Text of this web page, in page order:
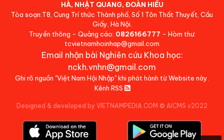
HÀ, NHẬT QUANG, ĐOÀN HIẾU
Tòa soạn:T8, Cung Trí thức Thành phố, Số 1 Tôn Thất Thuyết, Cầu
Giấy, Hà Nội.
Truyền thông - Quảng cáo: 0826166777 - Hòm thư:
tcvietnamhoinhap@gmail.com
Email nhận bài Nghiên cứu Khoa học:
nckh.vnhn@gmail.com
Ghi rõ nguồn "Việt Nam Hội Nhập" khi phát hành từ Website này.
Kênh RSS
Designed & developed by VIETNAMPEDIA.COM © AICMS v2022